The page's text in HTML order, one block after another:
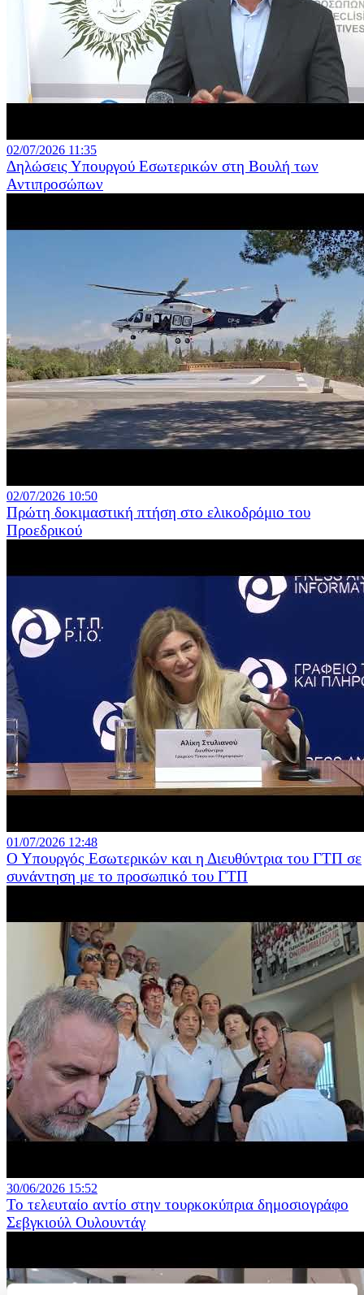
02/07/2026 11:35
Δηλώσεις Υπουργού Εσωτερικών στη Βουλή των
Αντιπροσώπων
02/07/2026 10:50
Πρώτη δοκιμαστική πτήση στο ελικοδρόμιο του
Προεδρικού
01/07/2026 12:48
Ο Υπουργός Εσωτερικών και η Διευθύντρια του ΓΤΠ σε
συνάντηση με το προσωπικό του ΓΤΠ
30/06/2026 15:52
Το τελευταίο αντίο στην τουρκοκύπρια δημοσιογράφο
Σεβγκιούλ Ουλουντάγ